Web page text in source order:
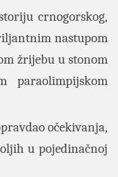
crnogorskog,
nastupom
žrijebu u stonom
paraolimpijskom
očekivanja,
u pojedinačnoj